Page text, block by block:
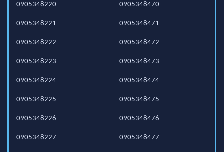
0905348220
0905348221
0905348222
0905348223
0905348224
0905348225
0905348226
0905348227
0905348470
0905348471
0905348472
0905348473
0905348474
0905348475
0905348476
0905348477